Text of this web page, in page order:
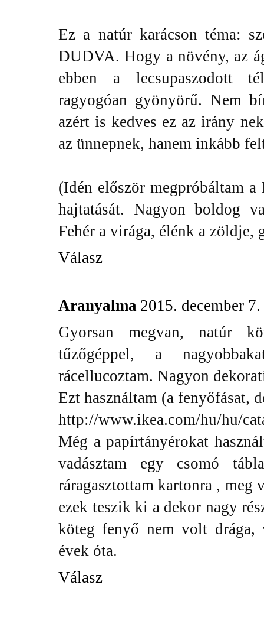
Ez a natúr karácson téma:
DUDVA. Hogy a növény, az
ebben a lecsupaszodott
ragyogóan gyönyörű. Nem
azért is kedves ez az irány
az ünnepnek, hanem inkább
(Idén először megpróbáltam
hajtatását. Nagyon boldog
Fehér a virága, élénk a zöldje,
Válasz
Aranyalma 2015. december
Gyorsan megvan, natúr
tűzőgéppel, a
rácellucoztam. Nagyon
Ezt használtam (a fenyőfásat,
http://www.ikea.com/hu/hu/
Még a papírtányérokat
vadásztam egy csomó
ráragasztottam kartonra ,
ezek teszik ki a dekor nagy
köteg fenyő nem volt
évek óta.
Válasz